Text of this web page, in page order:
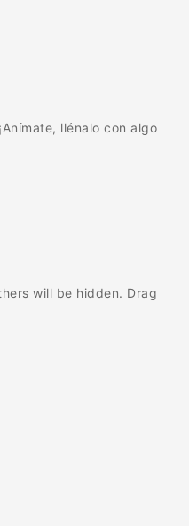
llénalo con algo
will be hidden. Drag